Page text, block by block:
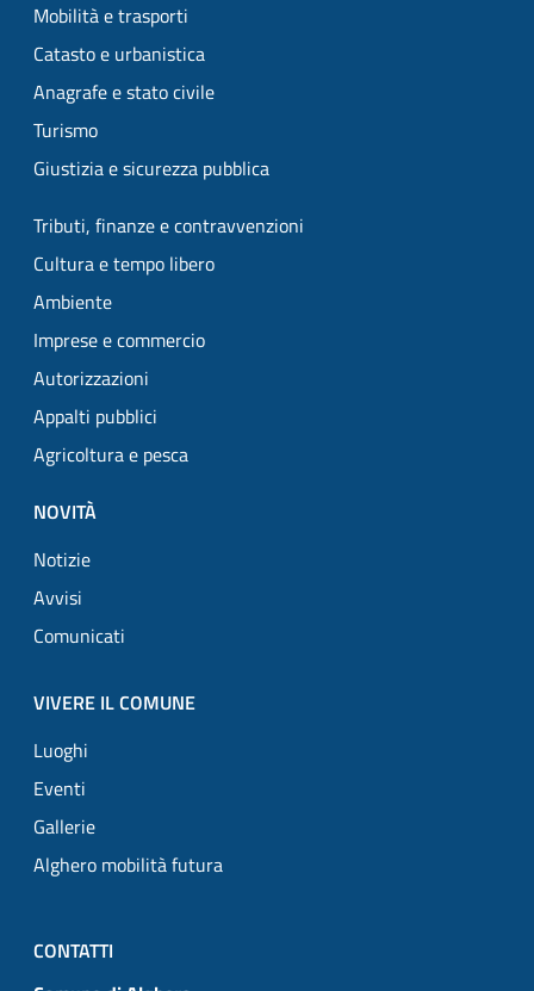
Mobilità e trasporti
Catasto e urbanistica
Anagrafe e stato civile
Turismo
Giustizia e sicurezza pubblica
Tributi, finanze e contravvenzioni
Cultura e tempo libero
Ambiente
Imprese e commercio
Autorizzazioni
Appalti pubblici
Agricoltura e pesca
NOVITÀ
Notizie
Avvisi
Comunicati
VIVERE IL COMUNE
Luoghi
Eventi
Gallerie
Alghero mobilità futura
CONTATTI